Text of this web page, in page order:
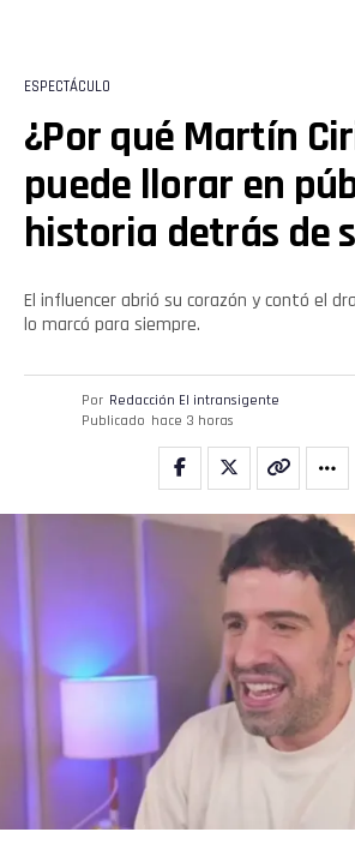
ESPECTÁCULO
¿Por qué Martín
puede llorar en
historia detrás de
El influencer abrió su corazón y contó el
lo marcó para siempre.
Por Redacción El intransigente
Publicado hace 3 horas